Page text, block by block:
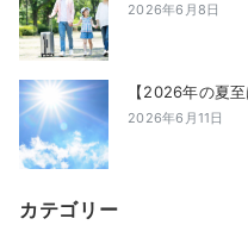
2026年6月8日
【2026年の夏
2026年6月11日
カテゴリー